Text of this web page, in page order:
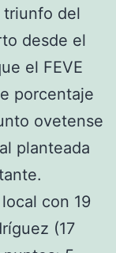
triunfo del
desde el
el FEVE
porcentaje
ovetense
planteada
con 19
(17